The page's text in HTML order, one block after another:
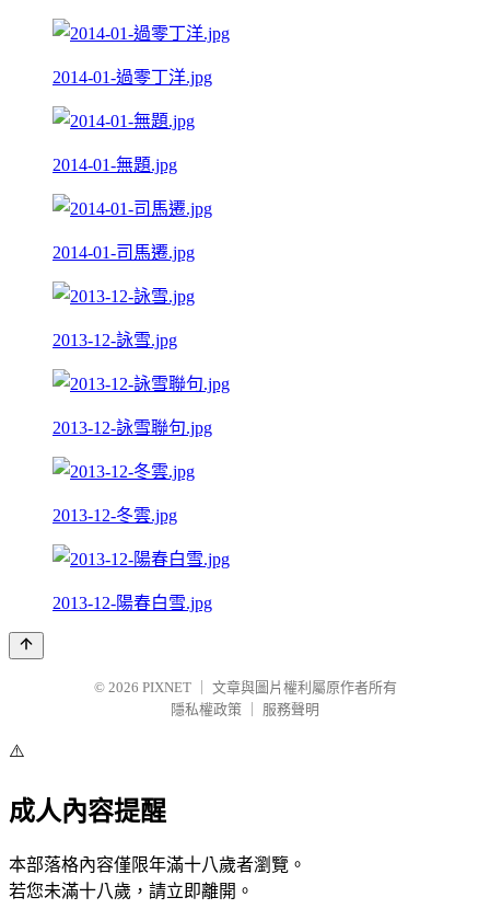
2014-01-過零丁洋.jpg
2014-01-無題.jpg
2014-01-司馬遷.jpg
2013-12-詠雪.jpg
2013-12-詠雪聯句.jpg
2013-12-冬雲.jpg
2013-12-陽春白雪.jpg
© 2026 PIXNET
文章與圖片權利屬原作者所有
隱私權政策
服務聲明
⚠️
成人內容提醒
本部落格內容僅限年滿十八歲者瀏覽。
若您未滿十八歲，請立即離開。